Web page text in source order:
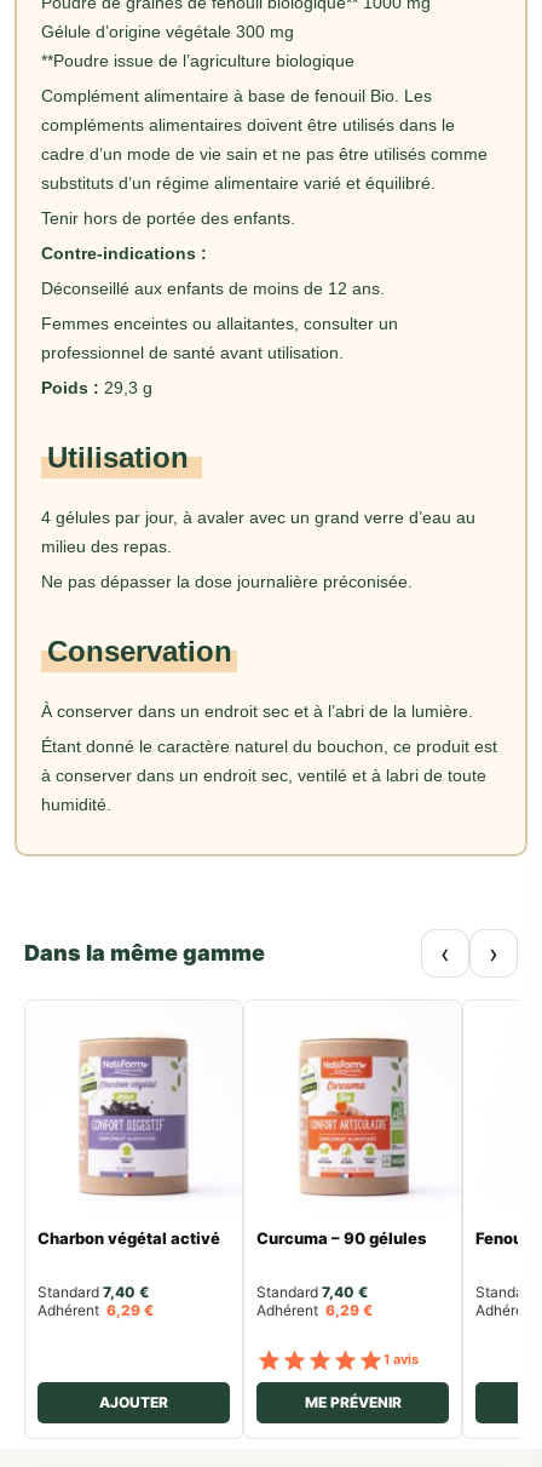
Gélule d’origine végétale 300 mg
**Poudre issue de l’agriculture biologique
Complément alimentaire à base de fenouil Bio. Les
compléments alimentaires doivent être utilisés dans le
cadre d’un mode de vie sain et ne pas être utilisés comme
substituts d’un régime alimentaire varié et équilibré.
Tenir hors de portée des enfants.
Contre-indications :
Déconseillé aux enfants de moins de 12 ans.
Femmes enceintes ou allaitantes, consulter un
professionnel de santé avant utilisation.
Poids : 29,3 g
Utilisation
4 gélules par jour, à avaler avec un grand verre d’eau au
milieu des repas.
Ne pas dépasser la dose journalière préconisée.
Conservation
À conserver dans un endroit sec et à l’abri de la lumière.
Étant donné le caractère naturel du bouchon, ce produit est
à conserver dans un endroit sec, ventilé et à labri de toute
humidité.
Dans la même gamme ‹ ›
Charbon végétal activé
Standard 7,40 €
Adhérent 6,29 €
AJOUTER
Curcuma – 90 gélules
Standard 7,40€
Adhérent6,29€
Note
1 avis
ME PRÉVENIR
Fenouil
Standard